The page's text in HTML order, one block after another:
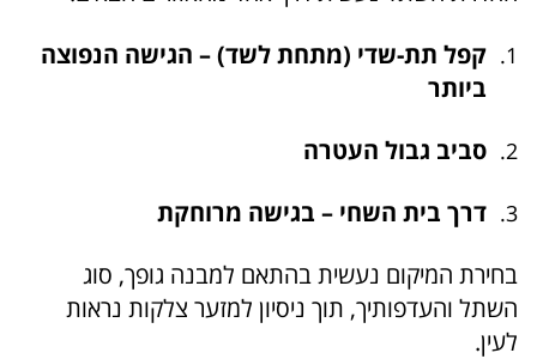
קפל תת-שדי (מתחת לשד) – הגישה הנפוצה
ביותר
סביב גבול העטרה
דרך בית השחי – בגישה מרוחקת
בחירת המיקום נעשית בהתאם למבנה גופך, סוג
השתל והעדפותיך, תוך ניסיון למזער צלקות נראות
לעין.